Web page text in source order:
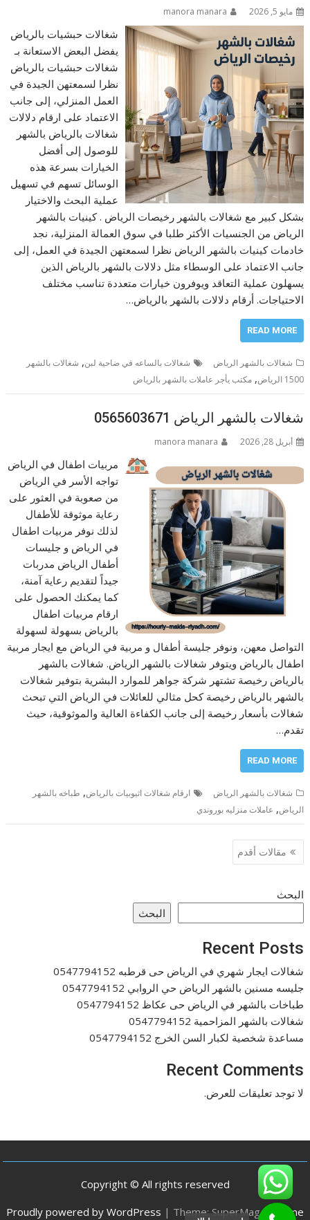
مايو 5, 2026 manora manara
شغالات حبشيات بالرياض
يفضل البعض الاستعانة بـ
شغالات حبشيات بالرياض
نظرا لسمعتهن الجيدة في
العمل المنزلي، إلى جانب
الاعتماد على ارقام دلالات
شغالات بالرياض بالشهر
للوصول إلى أفضل
الخيارات بسرعة هذه
الوسائل تسهم في تسهيل
عملية البحث والاختيار
بشكل كبير مع شغالات بالشهر رخيصات الرياض . كينيات بالشهر
الرياض من الجنسيات الأكثر طلبا في سوق العمالة المنزلية، نجد
خادمات كينيات بالشهر الرياض نظرا لسمعتهن الجيدة في العمل، إلى
جانب الاعتماد على الوسطاء مثل دلالات بالشهر بالرياض الذين
يسهلون عملية التعاقد ويوفرون خيارات متعددة تناسب مختلف
الاحتياجات. أرقام دلالات بالشهر بالرياض…
READ MORE
شغالات بالشهر الرياض شغالات بالساعه في ضاحية لبن, شغالات بالشهر
1500 الرياض
,مكتب يأجر عاملات بالشهر بالرياض
شغالات بالشهر الرياض 0565603671
أبريل 28, 2026 manora manara
مربيات اطفال في الرياض
تواجه الأسر في الرياض
من صعوبة في العثور على
رعاية موثوقة للأطفال
لذلك نوفر مربيات اطفال
في الرياض و جليسات
أطفال الرياض مدربات
جيداً لتقديم رعاية آمنة،
كما يمكنك الحصول على
ارقام مربيات اطفال
بالرياض بسهولة لسهولة
التواصل معهن، ونوفر جليسة أطفال و مربية في الرياض مع ايجار مربية
اطفال بالرياض ويتوفر شغالات بالشهر الرياض. شغالات بالشهر
بالرياض رخيصة تشتهر شركة جواهر للموارد البشرية بتوفير شغالات
بالشهر بالرياض رخيصة كحل مثالي للعائلات في الرياض التي تبحث
شغالات بأسعار رخيصة إلى جانب الكفاءة العالية والموثوقية، حيث
تقدم…
READ MORE
شغالات بالشهر الرياض ارقام شغالات اثيوبيات بالرياض, طباخه بالشهر
الرياض, عاملات منزليه بوروندي
تصفّح
المقالات
مقالات أقدم
البحث
البحث
Recent Posts
شغالات ايجار شهري في الرياض حى قرطبه 0547794152
جليسه مسنين بالشهر الرياض حي الروابي 0547794152
طباخات بالشهر في الرياض حى عكاظ 0547794152
شغالات بالشهر المزاحمية 0547794152
مساعدة شخصية لكبار السن الخرج 0547794152
Recent Comments
لا توجد تعليقات للعرض.
Copyright © All rights reserved
Proudly powered by WordPress | Theme: SuperMag by Acme